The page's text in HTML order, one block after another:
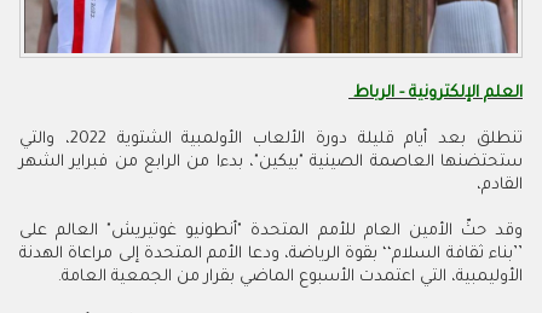
العلم الإلكترونية - الرباط
تنطلق بعد أيام قليلة دورة الألعاب الأولمبية الشتوية 2022، والتي
ستحتضنها العاصمة الصينية "بيكين"، بدءا من الرابع من فبراير الشهر
القادم،
وقد حثّ الأمين العام للأمم المتحدة "أنطونيو غوتيريش" العالم على
’’بناء ثقافة السلام‘‘ بقوة الرياضة، ودعا الأمم المتحدة إلى مراعاة الهدنة
الأوليمبية، التي اعتمدت الأسبوع الماضي بقرار من الجمعية العامة.